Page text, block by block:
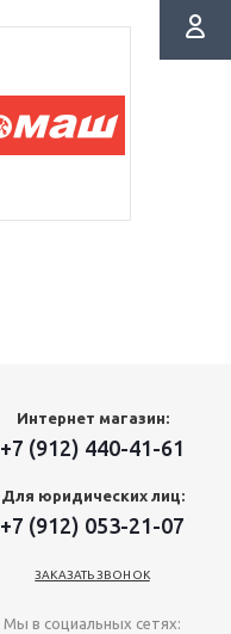
Интернет магазин:
+7 (912) 440-41-61
Для юридических лиц:
+7 (912) 053-21-07
ЗАКАЗАТЬ ЗВОНОК
Мы в социальных сетях: